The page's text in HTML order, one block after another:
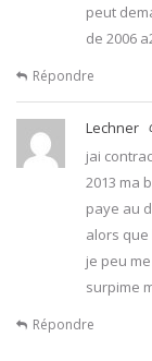
peut
de 2006
Répondre
Lechner
jai
2013 ma
paye au
alors que
je peu
surpime
Répondre